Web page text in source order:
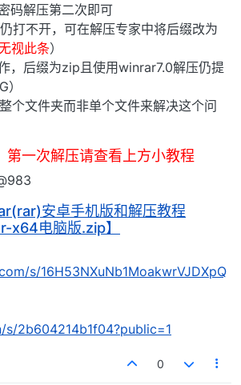
码解压第二次即可
打不开，可在解压专家中将后缀改为
视此条）
，后缀为zip且使用winrar7.0解压仍提
个文件夹而非单个文件来解决这个问
第一次解压请查看上方小教程
安卓手机版和解压教程
x64电脑版.zip】
s/16H53NXuNb1MoakwrVJDXpQ
2b604214b1f04?public=1
0